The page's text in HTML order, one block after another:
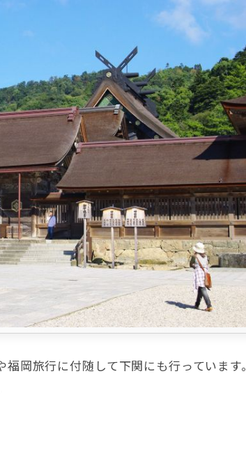
岡旅行に付随して下関にも行っています。